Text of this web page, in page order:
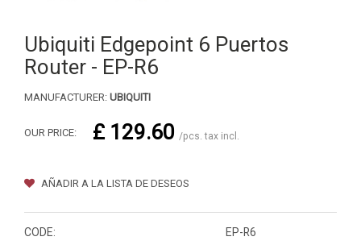
Ubiquiti Edgepoint 6 Puertos
Router - EP-R6
MANUFACTURER: UBIQUITI
OUR PRICE: £ 129.60 /pcs. tax incl.
AÑADIR A LA LISTA DE DESEOS
CODE: EP-R6